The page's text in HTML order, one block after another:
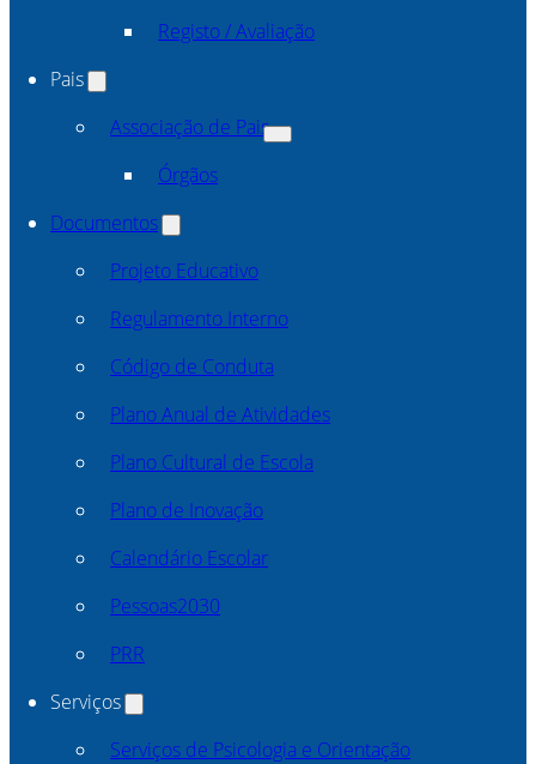
Registo / Avaliação
Pais
Associação de Pais
Órgãos
Documentos
Projeto Educativo
Regulamento Interno
Código de Conduta
Plano Anual de Atividades
Plano Cultural de Escola
Plano de Inovação
Calendário Escolar
Pessoas2030
PRR
Serviços
Serviços de Psicologia e Orientação